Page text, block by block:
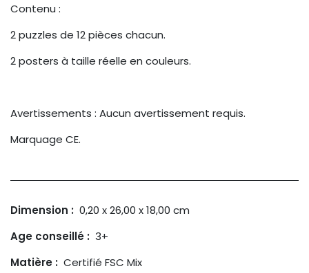
Contenu :
2 puzzles de 12 pièces chacun.
2 posters à taille réelle en couleurs.
Avertissements : Aucun avertissement requis.
Marquage CE.
Dimension : 0,20 x 26,00 x 18,00 cm
Age conseillé : 3+
Matière : Certifié FSC Mix